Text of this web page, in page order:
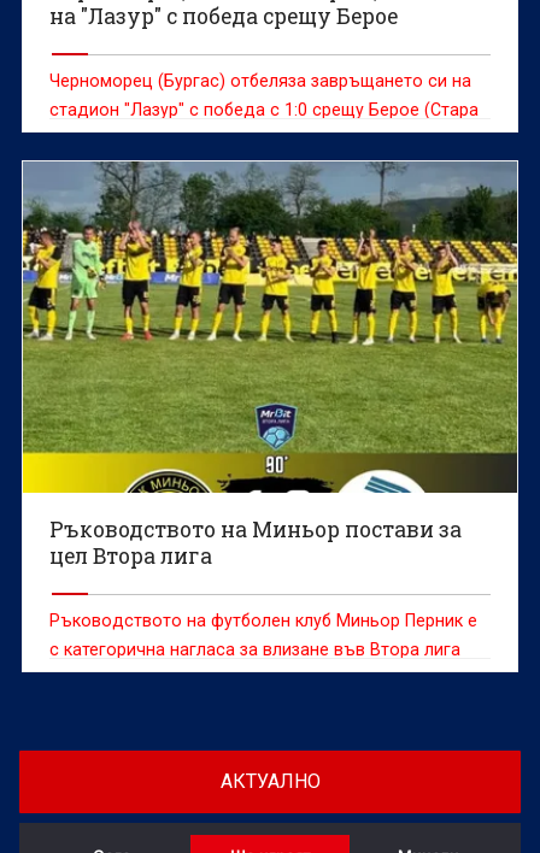
на "Лазур" с победа срещу Берое
Черноморец (Бургас) отбеляза завръщането си на
стадион "Лазур" с победа с 1:0 срещу Берое (Стара
Загора) в мач от втория кръг на българската
футболна Втора лига.
Ръководството на Миньор постави за
цел Втора лига
Ръководството на футболен клуб Миньор Перник е
с категорична нагласа за влизане във Втора лига
догодина още преди началото на новия сезон.
АКТУАЛНО